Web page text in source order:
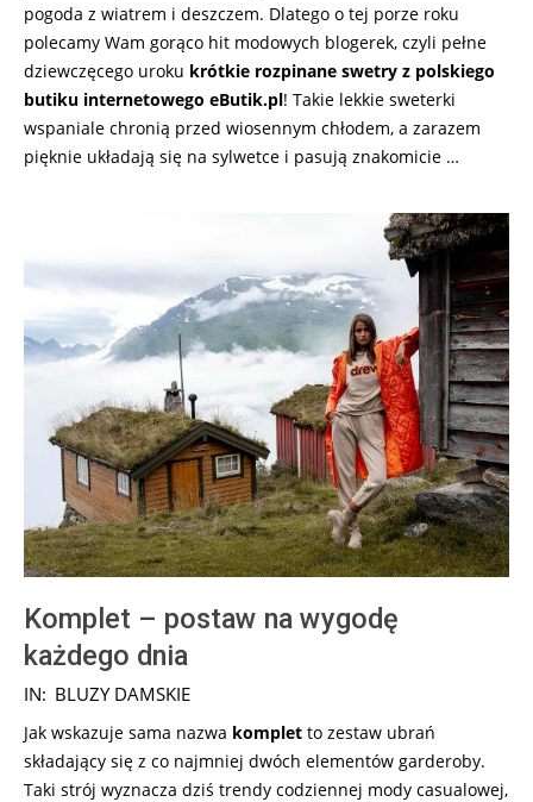
pogoda z wiatrem i deszczem. Dlatego o tej porze roku
polecamy Wam gorąco hit modowych blogerek, czyli pełne
dziewczęcego uroku krótkie rozpinane swetry z polskiego
butiku internetowego eButik.pl! Takie lekkie sweterki
wspaniale chronią przed wiosennym chłodem, a zarazem
pięknie układają się na sylwetce i pasują znakomicie …
Komplet – postaw na wygodę
każdego dnia
2026-
29
IN: BLUZY DAMSKIE
Jak wskazuje sama nazwa komplet to zestaw ubrań
składający się z co najmniej dwóch elementów garderoby.
Taki strój wyznacza dziś trendy codziennej mody casualowej,